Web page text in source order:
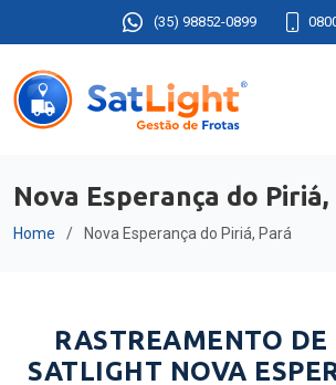
(35) 98852-0899
Nova Esperança do Piriá,
Home Nova Esperança do Piriá, Pará
RASTREAMENTO DE
SATLIGHT NOVA